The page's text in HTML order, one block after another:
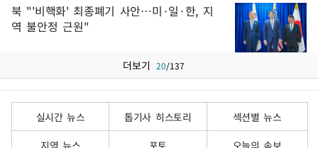
북 "'비핵화' 최종폐기 사안…미·일·한, 지
역 불안정 근원"
더보기 20/137
실시간 뉴스 톱기사 히스토리
섹션별 뉴스